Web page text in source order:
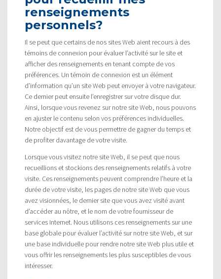
renseignements
personnels?
Il se peut que certains de nos sites Web aient recours à des
témoins de connexion pour évaluer l’activité sur le site et
afficher des renseignements en tenant compte de vos
préférences. Un témoin de connexion est un élément
d’information qu’un site Web peut envoyer à votre navigateur.
Ce dernier peut ensuite l’enregistrer sur votre disque dur.
Ainsi, lorsque vous revenez sur notre site Web, nous pouvons
en ajuster le contenu selon vos préférences individuelles.
Notre objectif est de vous permettre de gagner du temps et
de profiter davantage de votre visite.
Lorsque vous visitez notre site Web, il se peut que nous
recueillions et stockions des renseignements relatifs à votre
visite. Ces renseignements peuvent comprendre l’heure et la
durée de votre visite, les pages de notre site Web que vous
avez visionnées, le dernier site que vous avez visité avant
d’accéder au nôtre, et le nom de votre fournisseur de
services Internet. Nous utilisons ces renseignements sur une
base globale pour évaluer l’activité sur notre site Web, et sur
une base individuelle pour rendre notre site Web plus utile et
vous offrir les renseignements les plus susceptibles de vous
intéresser.